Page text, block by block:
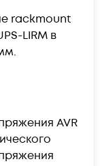
rackmount
LIRM в
AVR